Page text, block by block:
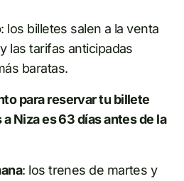
: los billetes salen a la venta
las tarifas anticipadas
baratas.
para reservar tu billete
Niza es 63 días antes de la
: los trenes de martes y